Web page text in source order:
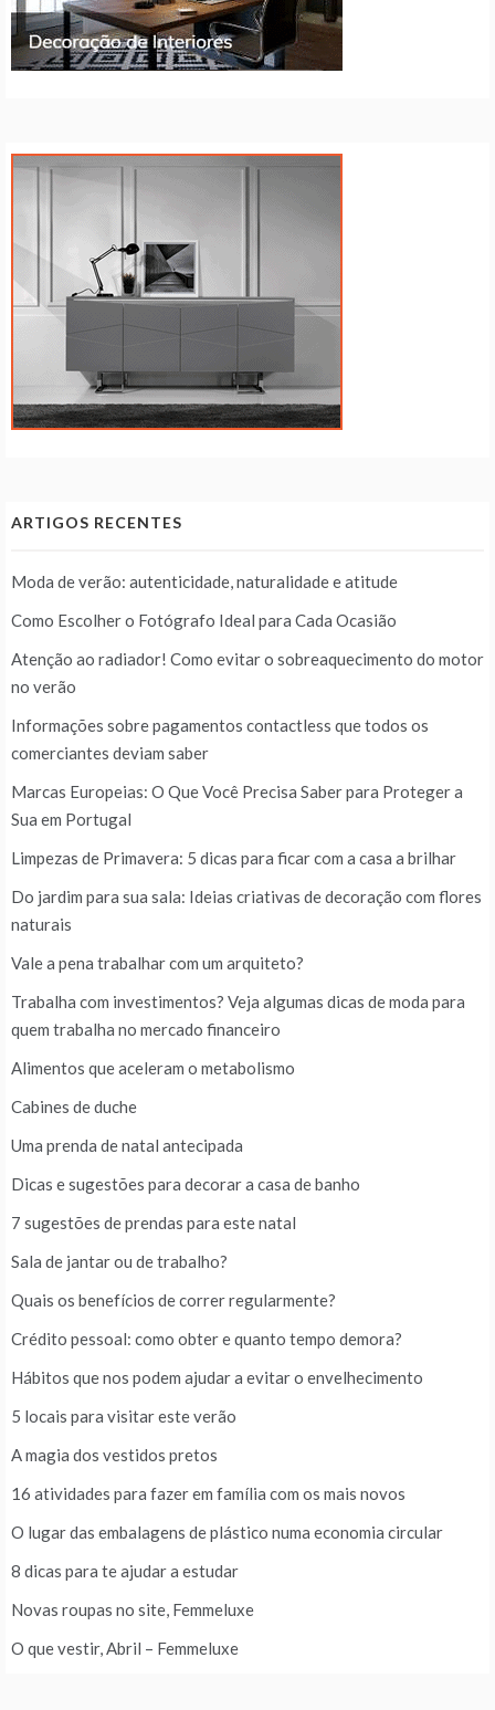
ARTIGOS RECENTES
Moda de verão: autenticidade, naturalidade e atitude
Como Escolher o Fotógrafo Ideal para Cada Ocasião
Atenção ao radiador! Como evitar o sobreaquecimento do motor
no verão
Informações sobre pagamentos contactless que todos os
comerciantes deviam saber
Marcas Europeias: O Que Você Precisa Saber para Proteger a
Sua em Portugal
Limpezas de Primavera: 5 dicas para ficar com a casa a brilhar
Do jardim para sua sala: Ideias criativas de decoração com flores
naturais
Vale a pena trabalhar com um arquiteto?
Trabalha com investimentos? Veja algumas dicas de moda para
quem trabalha no mercado financeiro
Alimentos que aceleram o metabolismo
Cabines de duche
Uma prenda de natal antecipada
Dicas e sugestões para decorar a casa de banho
7 sugestões de prendas para este natal
Sala de jantar ou de trabalho?
Quais os benefícios de correr regularmente?
Crédito pessoal: como obter e quanto tempo demora?
Hábitos que nos podem ajudar a evitar o envelhecimento
5 locais para visitar este verão
A magia dos vestidos pretos
16 atividades para fazer em família com os mais novos
O lugar das embalagens de plástico numa economia circular
8 dicas para te ajudar a estudar
Novas roupas no site, Femmeluxe
O que vestir, Abril – Femmeluxe